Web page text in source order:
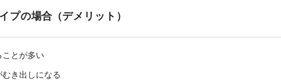
プの場合（デメリット）
ことが多い
き出しになる